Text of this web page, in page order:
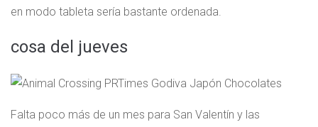
en modo tableta sería bastante ordenada.
cosa del jueves
Falta poco más de un mes para San Valentín y las